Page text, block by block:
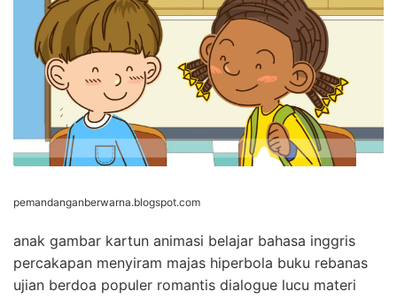
pemandanganberwarna.blogspot.com
anak gambar kartun animasi belajar bahasa inggris
percakapan menyiram majas hiperbola buku rebanas
ujian berdoa populer romantis dialogue lucu materi